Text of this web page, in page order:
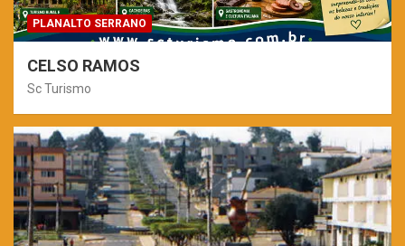
PLANALTO SERRANO
CELSO RAMOS
Sc Turismo